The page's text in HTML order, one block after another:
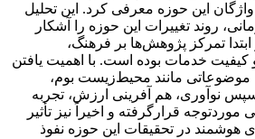
واژگان این حوزه معرفی کرد. این تحلیل
روند تغییرات این حوزه را آشکار
تمرکز پژوهش‌ها بر فرهنگ،
خدمات بوده است. با اهمیت یافتن
موضوعاتی مانند محیط‌زیست بوم،
نوآوری، هم آفرینی ارزش، تجربه
قرارگرفته و اخیراً نیز تأثیر
هوشمند در تحقیقات این حوزه نفوذ